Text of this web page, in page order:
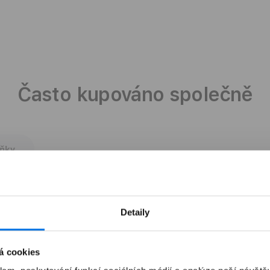
Detaily
cookies
Často kupováno společně